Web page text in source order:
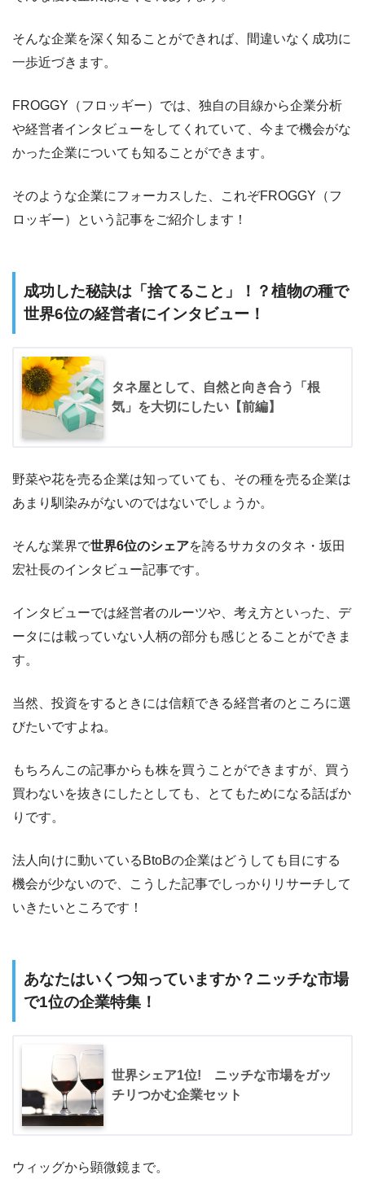
そんな企業を深く知ることができれば、間違いなく成功に
一歩近づきます。
FROGGY（フロッギー）では、独自の目線から企業分析
や経営者インタビューをしてくれていて、今まで機会がな
かった企業についても知ることができます。
そのような企業にフォーカスした、これぞFROGGY（フ
ロッギー）という記事をご紹介します！
成功した秘訣は「捨てること」！？植物の種で
世界6位の経営者にインタビュー！
タネ屋として、自然と向き合う「根
気」を大切にしたい【前編】
野菜や花を売る企業は知っていても、その種を売る企業は
あまり馴染みがないのではないでしょうか。
そんな業界で世界6位のシェアを誇るサカタのタネ・坂田
宏社長のインタビュー記事です。
インタビューでは経営者のルーツや、考え方といった、デ
ータには載っていない人柄の部分も感じとることができま
す。
当然、投資をするときには信頼できる経営者のところに選
びたいですよね。
もちろんこの記事からも株を買うことができますが、買う
買わないを抜きにしたとしても、とてもためになる話ばか
りです。
法人向けに動いているBtoBの企業はどうしても目にする
機会が少ないので、こうした記事でしっかりリサーチして
いきたいところです！
あなたはいくつ知っていますか？ニッチな市場
で1位の企業特集！
世界シェア1位! ニッチな市場をガッ
チリつかむ企業セット
ウィッグから顕微鏡まで。